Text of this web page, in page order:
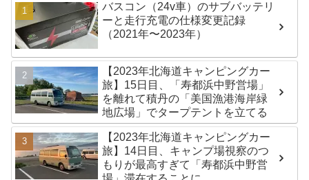
バスコン（24v車）のサブバッテリ
ーと走行充電の仕様変更記録
（2021年〜2023年）
【2023年北海道キャンピングカー
旅】15日目、「寿都浜中野営場」
を離れて積丹の「美国漁港海岸緑
地広場」でタープテントを立てる
【2023年北海道キャンピングカー
旅】14日目、キャンプ場視察のつ
もりが最高すぎて「寿都浜中野営